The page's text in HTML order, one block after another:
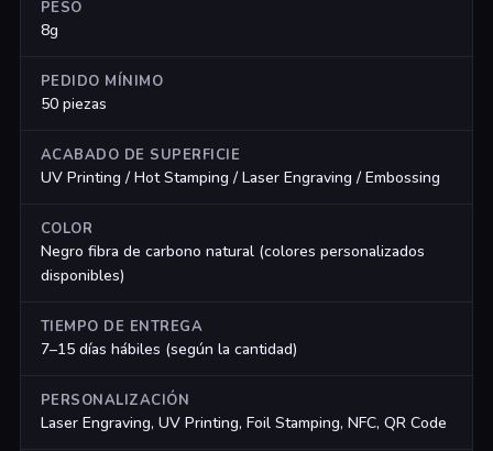
PESO
8g
PEDIDO MÍNIMO
50 piezas
ACABADO DE SUPERFICIE
UV Printing / Hot Stamping / Laser Engraving / Embossing
COLOR
Negro fibra de carbono natural (colores personalizados
disponibles)
TIEMPO DE ENTREGA
7–15 días hábiles (según la cantidad)
PERSONALIZACIÓN
Laser Engraving, UV Printing, Foil Stamping, NFC, QR Code